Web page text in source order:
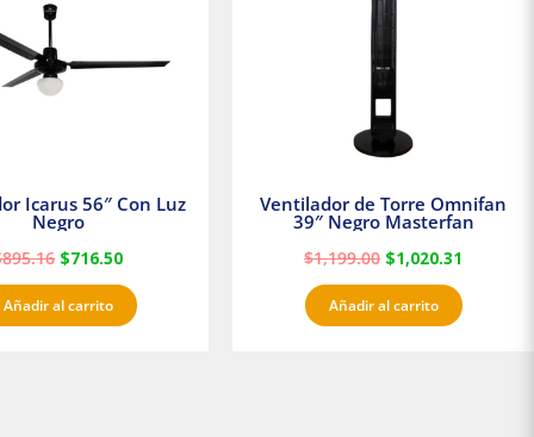
Icarus 56″ Con Luz
Negro
895.16 $716.50
Añadir al carrito
Ventilador de Torre Omnifan
39″ Negro Masterfan
$1,199.00 $1,020.31
Añadir al carrito